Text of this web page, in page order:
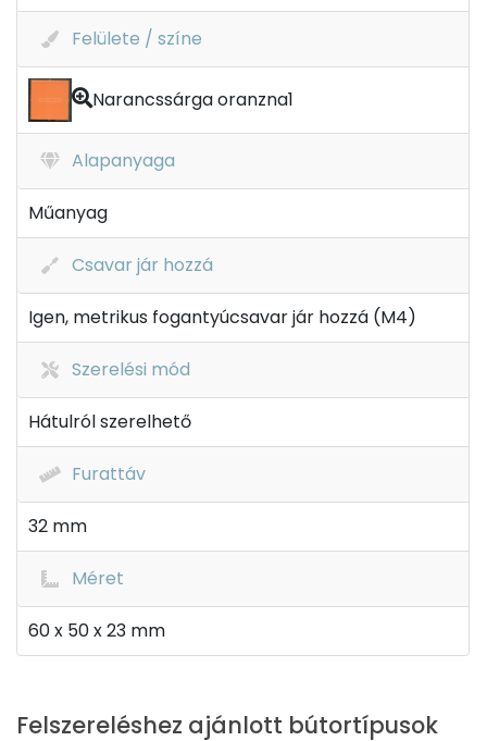
Felülete / színe
Narancssárga oranzna1
Alapanyaga
Műanyag
Csavar jár hozzá
Igen, metrikus fogantyúcsavar jár hozzá (M4)
Szerelési mód
Hátulról szerelhető
Furattáv
32 mm
Méret
60 x 50 x 23 mm
Felszereléshez ajánlott bútortípusok